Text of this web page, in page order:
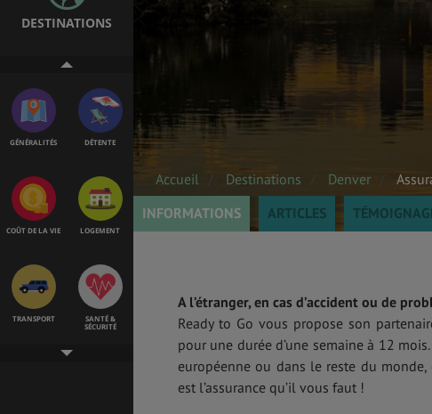
DESTINATIONS
GÉNÉRALITÉS DÉTENTE
COÛT DE LA VIE LOGEMENT
TRANSPORT
SANTÉ &
SÉCURITÉ
Accueil Destinations Denver
INFORMATIONS
ARTICLES
A l’étranger, en cas d’accident ou de
Ready to Go vous propose son
pour une durée d’une semaine à 12
européenne ou dans le reste du
est l’assurance qu’il vous faut !